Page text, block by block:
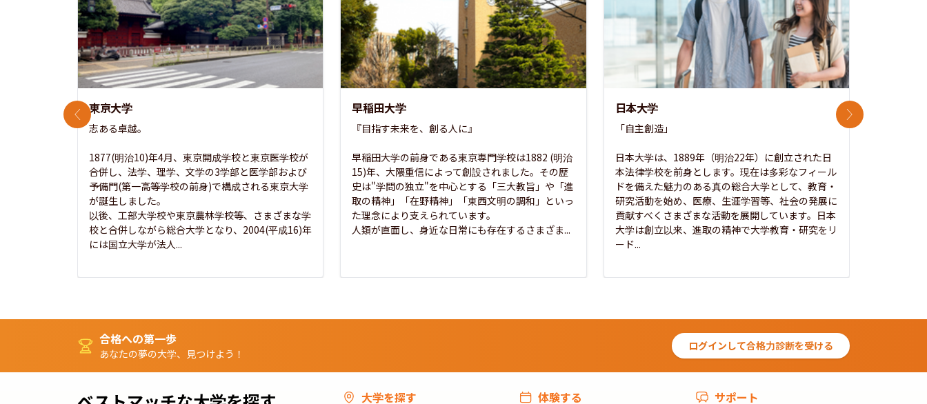
東京大学
志ある卓越。
1877(明治10)年4月、東京開成学校と東京医学校が
合併し、法学、理学、文学の3学部と医学部および
予備門(第一高等学校の前身)で構成される東京大学
が誕生しました。
以後、工部大学校や東京農林学校等、さまざまな学
校と合併しながら総合大学となり、2004(平成16)年
には国立大学が法人...
早稲田大学
『目指す未来を、創る人に』
早稲田大学の前身である東京専門学校は1882 (明治
15)年、大隈重信によって創設されました。その歴
史は"学問の独立"を中心とする「三大教旨」や「進
取の精神」「在野精神」「東西文明の調和」といっ
た理念により支えられています。
人類が直面し、身近な日常にも存在するさまざま...
日本大学
「自主創造」
日本大学は、1889年（明治22年）に創立された日
本法律学校を前身とします。現在は多彩なフィール
ドを備えた魅力のある真の総合大学として、教育・
研究活動を始め、医療、生涯学習等、社会の発展に
貢献すべくさまざまな活動を展開しています。日本
大学は創立以来、進取の精神で大学教育・研究をリ
ード...
前のスライド 次のスライド
合格への第一歩
あなたの夢の大学、見つけよう！
ログインして合格力診断を受ける
大学を探す 体験する サポート